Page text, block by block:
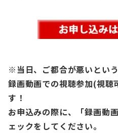
※当日、ご都合が悪いという
録画動画での視聴参加(視聴
す！
お申込みの際に、「録画動
ェックをしてください。